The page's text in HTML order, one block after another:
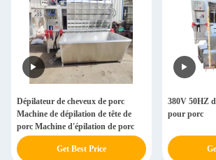
Dépilateur de cheveux de porc
Machine de dépilation de tête de
porc Machine d'épilation de porc
Get Best Price
380V 50HZ
pour porc